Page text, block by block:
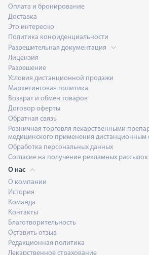
Оплата и бронирование
Доставка
Это интересно
Политика конфиденциальности
Разрешительная документация
Лицензия
Разрешение
Условия дистанционной продажи
Маркетинговая политика
Возврат и обмен товаров
Договор оферты
Обратная связь
Розничная торговля лекарственными
медицинского применения дистанционным
Обработка персональных данных
Согласие на получение рекламных рассылок
О нас
О компании
История
Команда
Контакты
Благотворительность
Оставить отзыв
Редакционная политика
Лекарственное страхование